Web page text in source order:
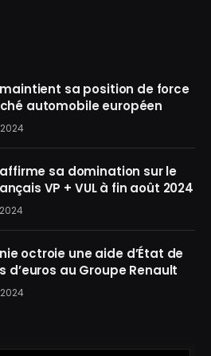
sa position de force
automobile européen
sa domination sur le
VP + VUL à fin août 2024
octroie une aide d’État de
d’euros au Groupe Renault